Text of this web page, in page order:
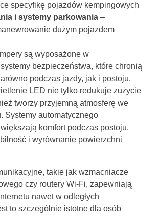
specyfikę pojazdów kempingowych
i systemy parkowania–
dużym pojazdem
są wyposażone w
bezpieczeństwa, które chronią
podczas jazdy, jak i postoju.
LED nie tylko redukuje zużycie
tworzy przyjemną atmosferę we
Systemy automatycznego
komfort podczas postoju,
i wyrównanie powierzchni
takie jak wzmacniacze
czy routery Wi-Fi, zapewniają
nawet w odległych
to szczególnie istotne dla osób